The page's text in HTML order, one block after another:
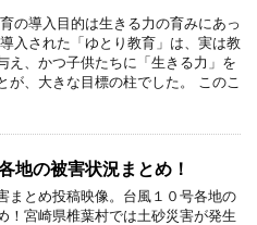
の導入目的は生きる力の育みにあっ
入された「ゆとり教育」は、実は教
え、かつ子供たちに「生きる力」を
が、大きな目標の柱でした。 このこ
地の被害状況まとめ！
まとめ投稿映像。台風１０号各地の
！宮崎県椎葉村では土砂災害が発生